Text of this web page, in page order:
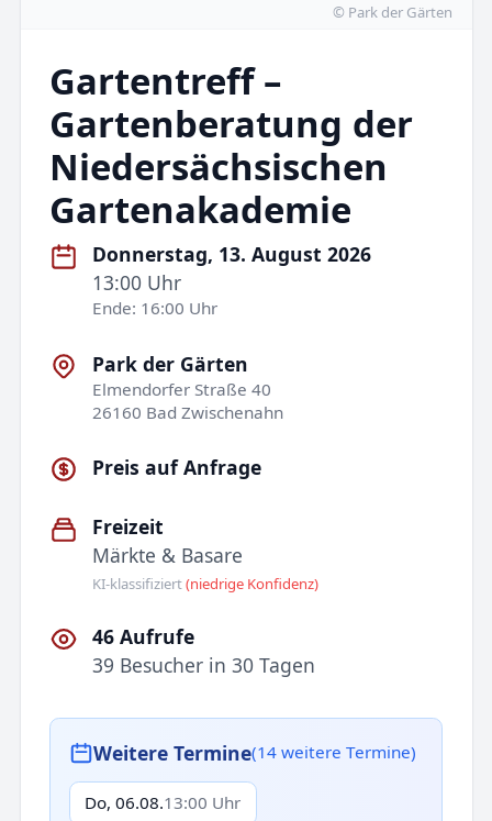
© Park der Gärten
Gartentreff –
Gartenberatung der
Niedersächsischen
Gartenakademie
Donnerstag, 13. August 2026
13:00 Uhr
Ende: 16:00 Uhr
Park der Gärten
Elmendorfer Straße 40
26160 Bad Zwischenahn
Preis auf Anfrage
Freizeit
Märkte & Basare
KI-klassifiziert(niedrige Konfidenz)
46 Aufrufe
39 Besucher in 30 Tagen
Weitere Termine(14 weitere Termine)
Do, 06.08.13:00 Uhr